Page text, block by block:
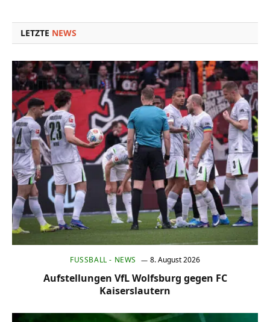
LETZTE NEWS
FUSSBALL - NEWS 8. August 2026
Aufstellungen VfL Wolfsburg gegen FC
Kaiserslautern